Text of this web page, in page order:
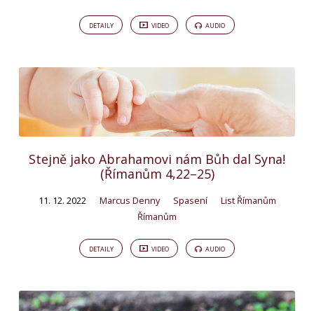
DETAILY VIDEO AUDIO
Stejně jako Abrahamovi nám Bůh dal Syna!
(Římanům 4,22–25)
11. 12. 2022 Marcus Denny Spasení
List Římanům
Římanům
DETAILY VIDEO AUDIO